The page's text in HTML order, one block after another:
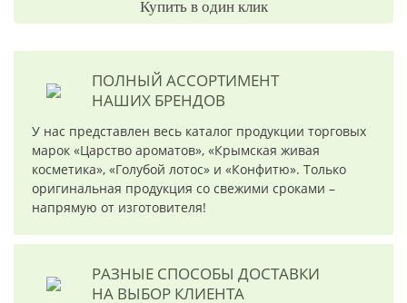
Купить в один клик
ПОЛНЫЙ АССОРТИМЕНТ
НАШИХ БРЕНДОВ
У нас представлен весь каталог продукции торговых
марок «Царство ароматов», «Крымская живая
косметика», «Голубой лотос» и «Конфитю». Только
оригинальная продукция со свежими сроками –
напрямую от изготовителя!
РАЗНЫЕ СПОСОБЫ ДОСТАВКИ
НА ВЫБОР КЛИЕНТА